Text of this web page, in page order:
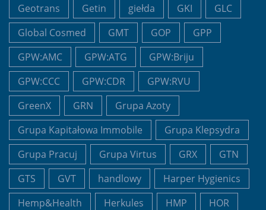
Geotrans
Getin giełda GKI
GLC
Global Cosmed
GMT GOP
GPP
GPW:AMC
GPW:ATG
GPW:Briju
GPW:CCC
GPW:CDR
GPW:RVU
GreenX
GRN
Grupa Azoty
Grupa Kapitałowa Immobile
Grupa Klepsydra
Grupa Pracuj
Grupa Virtus GRX
GTN
GTS
GVT handlowy
Harper Hygienics
Hemp&Health
Herkules HMP
HOR